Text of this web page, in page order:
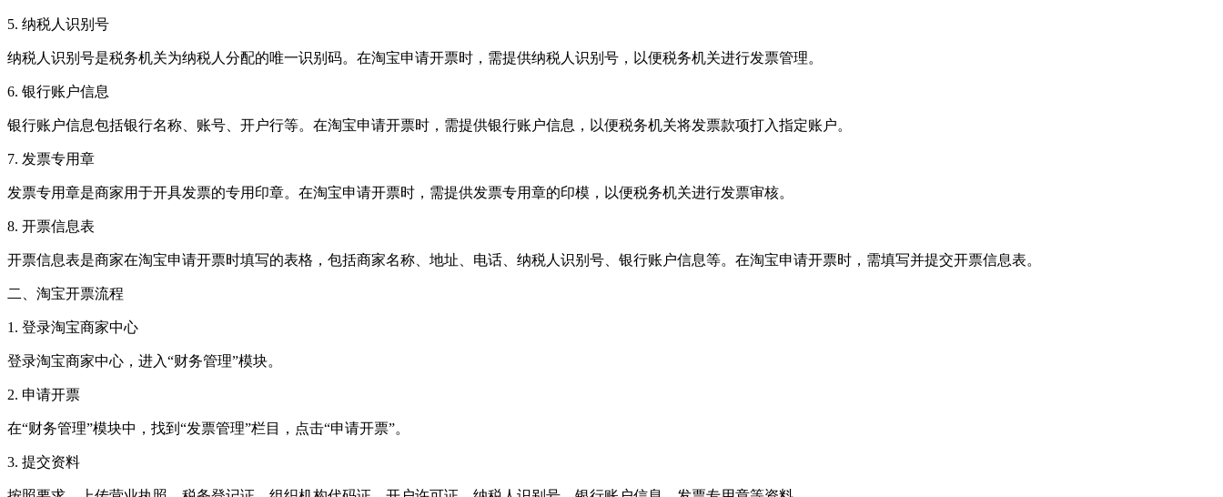
5. 纳税人识别号
纳税人识别号是税务机关为纳税人分配的唯一识别码。在淘宝申请开票时，需提供纳税人识别号，以便税务机关进行发票管理。
6. 银行账户信息
银行账户信息包括银行名称、账号、开户行等。在淘宝申请开票时，需提供银行账户信息，以便税务机关将发票款项打入指定账户。
7. 发票专用章
发票专用章是商家用于开具发票的专用印章。在淘宝申请开票时，需提供发票专用章的印模，以便税务机关进行发票审核。
8. 开票信息表
开票信息表是商家在淘宝申请开票时填写的表格，包括商家名称、地址、电话、纳税人识别号、银行账户信息等。在淘宝申请开票时，需填写并提交开票信息表。
二、淘宝开票流程
1. 登录淘宝商家中心
登录淘宝商家中心，进入“财务管理”模块。
2. 申请开票
在“财务管理”模块中，找到“发票管理”栏目，点击“申请开票”。
3. 提交资料